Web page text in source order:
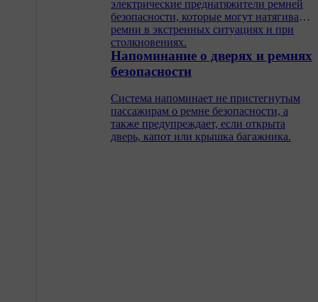
электрические преднатяжители ремней
безопасности, которые могут натягивать
ремни в экстренных ситуациях и при
столкновениях.
Напоминание о дверях и ремнях
безопасности
Система напоминает не пристегнутым
пассажирам о ремне безопасности, а
также предупреждает, если открыта
дверь, капот или крышка багажника.